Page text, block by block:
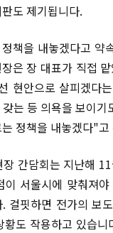
도 제기됩니다.
책을 내놓겠다고
은 장 대표가 직접
현안으로 살피겠다
는 등 의욕을 보이
정책을 내놓겠다"
간담회는 지난해
서울시에 맞춰져
걸핏하면 전가의 보
도 작용하고 있습